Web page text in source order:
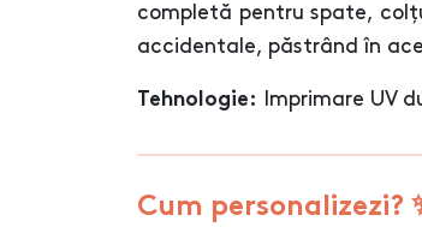
completă pentru spate,
accidentale, păstrând în
Tehnologie: Imprimare UV
Cum personalizezi?